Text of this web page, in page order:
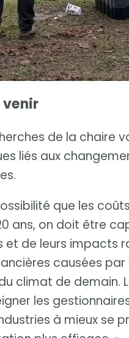
venir
de la chaire
liés aux
que les
ans, on doit être
de leurs impacts
causées
climat de demain.
les
à mieux se